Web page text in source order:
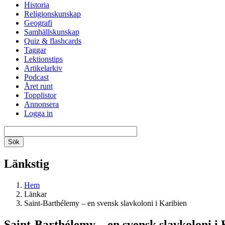
Historia
Religionskunskap
Geografi
Samhällskunskap
Quiz & flashcards
Taggar
Lektionstips
Artikelarkiv
Podcast
Året runt
Topplistor
Annonsera
Logga in
Länkstig
Hem
Länkar
Saint-Barthélemy – en svensk slavkoloni i Karibien